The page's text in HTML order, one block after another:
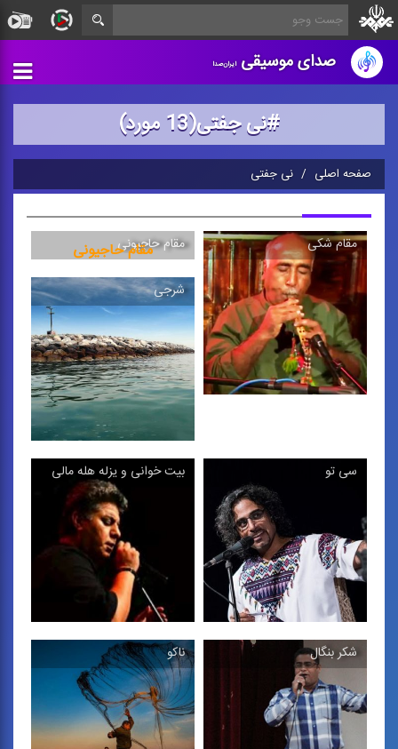
صدای موسیقیایران‌صدا
#نی جفتی(13 مورد)
صفحه اصلی نی جفتی
مقام شكی
دونوازی جنوبی با سازهای
نی جفتی و ضرب
مقام حاجیونیمقام حاجیونی
تكنوازی نی جفتیشرجی
شرجی
قطعه بیكلام بوشهری
سی تو
سی تو
ترانه‌ی جنوبی
بیت خوانی و یزله هله مالی
بیت خوانی و یزله هله
مالی
اجرای بیت خوانی بوشهری
همراه با یزله
شكر بنگال ناكو